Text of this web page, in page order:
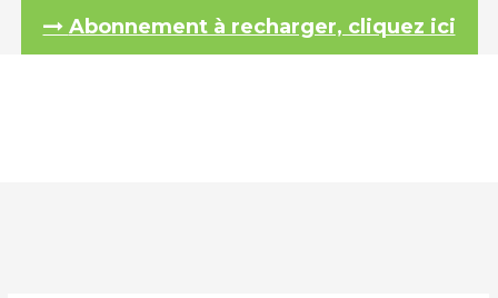
Abonnement à recharger, cliquez ici